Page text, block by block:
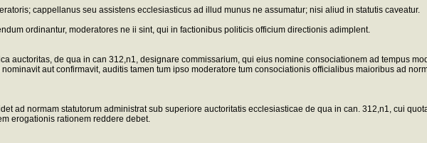
cappellanus seu assistens ecclesiasticus ad illud munus ne assumatur; nisi aliud in statutis caveatur.
ordinantur, moderatores ne ii sint, qui in factionibus politicis officium directionis adimplent.
auctoritas, de qua in can 312,n1, designare commissarium, qui eius nomine consociationem ad tempus
aut confirmavit, auditis tamen tum ipso moderatore tum consociationis officialibus maioribus ad
ad normam statutorum administrat sub superiore auctoritatis ecclesiasticae de qua in can. 312,n1, cui
erogationis rationem reddere debet.